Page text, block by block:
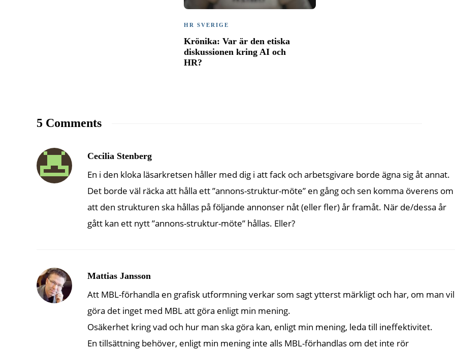
HR SVERIGE
Krönika: Var är den etiska
diskussionen kring AI och
HR?
5 Comments
Cecilia Stenberg
En i den kloka läsarkretsen håller med dig i att fack och arbetsgivare borde ägna sig åt annat.
Det borde väl räcka att hålla ett ”annons-struktur-möte” en gång och sen komma överens om
att den strukturen ska hållas på följande annonser nåt (eller fler) år framåt. När de/dessa år
gått kan ett nytt ”annons-struktur-möte” hållas. Eller?
Mattias Jansson
Att MBL-förhandla en grafisk utformning verkar som sagt ytterst märkligt och har, om man
göra det inget med MBL att göra enligt min mening.
Osäkerhet kring vad och hur man ska göra kan, enligt min mening, leda till ineffektivitet.
En tillsättning behöver, enligt min mening inte alls MBL-förhandlas om det inte rör